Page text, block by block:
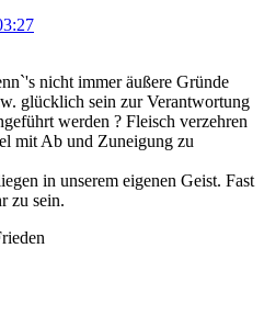
nicht immer äußere Gründe
glücklich sein zur Verantwortung
werden ? Fleisch verzehren
mit Ab und Zuneigung zu
in unserem eigenen Geist. Fast
zu sein.